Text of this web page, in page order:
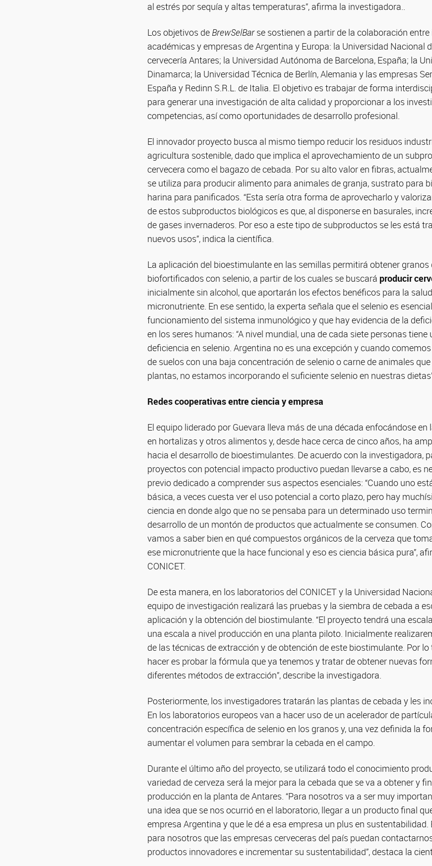
al estrés por sequía y altas temperaturas”, afirma la investigadora..
Los objetivos de BrewSelBarse sostienen a partir de la colaboración
académicas y empresas de Argentina y Europa: la Universidad Nacional
cervecería Antares; la Universidad Autónoma de Barcelona, España; la
Dinamarca; la Universidad Técnica de Berlín, Alemania y las empresas
España y Redinn S.R.L. de Italia. El objetivo es trabajar de forma
para generar una investigación de alta calidad y proporcionar a los
competencias, así como oportunidades de desarrollo profesional.
El innovador proyecto busca al mismo tiempo reducir los residuos
agricultura sostenible, dado que implica el aprovechamiento de un
cervecera como el bagazo de cebada. Por su alto valor en fibras,
se utiliza para producir alimento para animales de granja, sustrato para
harina para panificados. “Esta sería otra forma de aprovecharlo y
de estos subproductos biológicos es que, al disponerse en basurales,
de gases invernaderos. Por eso a este tipo de subproductos se les está
nuevos usos”, indica la científica.
La aplicación del bioestimulante en las semillas permitirá obtener granos
biofortificados con selenio, a partir de los cuales se buscará producir
inicialmente sin alcohol, que aportarán los efectos benéficos para la
micronutriente. En ese sentido, la experta señala que el selenio es
funcionamiento del sistema inmunológico y que hay evidencia de la
en los seres humanos: “A nivel mundial, una de cada siete personas tiene
deficiencia en selenio. Argentina no es una excepción y cuando
de suelos con una baja concentración de selenio o carne de animales
plantas, no estamos incorporando el suficiente selenio en nuestras
Redes cooperativas entre ciencia y empresa
El equipo liderado por Guevara lleva más de una década enfocándose en
en hortalizas y otros alimentos y, desde hace cerca de cinco años, ha
hacia el desarrollo de bioestimulantes. De acuerdo con la investigadora,
proyectos con potencial impacto productivo puedan llevarse a cabo, es
previo dedicado a comprender sus aspectos esenciales: “Cuando uno
básica, a veces cuesta ver el uso potencial a corto plazo, pero hay
ciencia en donde algo que no se pensaba para un determinado uso
desarrollo de un montón de productos que actualmente se consumen.
vamos a saber bien en qué compuestos orgánicos de la cerveza que
ese micronutriente que la hace funcional y eso es ciencia básica pura”,
CONICET.
De esta manera, en los laboratorios del CONICET y la Universidad
equipo de investigación realizará las pruebas y la siembra de cebada a
aplicación y la obtención del biostimulante. “El proyecto tendrá una
una escala a nivel producción en una planta piloto. Inicialmente
de las técnicas de extracción y de obtención de este biostimulante. Por
hacer es probar la fórmula que ya tenemos y tratar de obtener nuevas
diferentes métodos de extracción”, describe la investigadora.
Posteriormente, los investigadores tratarán las plantas de cebada y les
En los laboratorios europeos van a hacer uso de un acelerador de
concentración específica de selenio en los granos y, una vez definida la
aumentar el volumen para sembrar la cebada en el campo.
Durante el último año del proyecto, se utilizará todo el conocimiento
variedad de cerveza será la mejor para la cebada que se va a obtener y
producción en la planta de Antares. “Para nosotros va a ser muy
una idea que se nos ocurrió en el laboratorio, llegar a un producto final
empresa Argentina y que le dé a esa empresa un plus en
para nosotros que las empresas cerveceras del país puedan
productos innovadores e incrementar su sustentabilidad”, destaca la